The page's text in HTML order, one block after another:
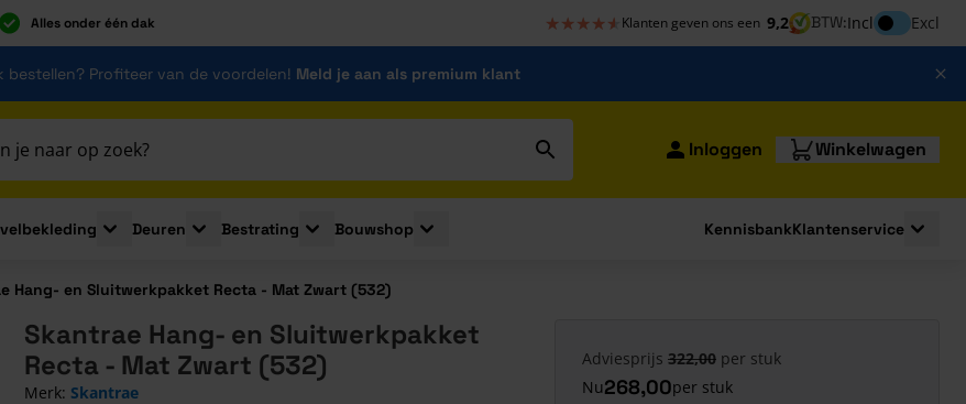
Alles onder één dak ★★★★★
★★★★★ Klanten geven ons een 9,2 BTW:InclInclusief btw
Excl
bestellen? Profiteer van de voordelen! Meld je aan als premium klant
Inloggen Winkelwagen
Plaatmaterialen
submenu for IsolatieToggle submenu for Gevelbekleding
Deuren
Toggle submenu for Deuren
Bestrating
Toggle submenu for Bestrating
Bouwshop
Toggle submenu for Bouwshop
KennisbankKlantenservice
Hang- en Sluitwerkpakket Recta - Mat Zwart (532)
Skantrae Hang- en Sluitwerkpakket
Recta - Mat Zwart (532)
Merk: Skantrae
Adviesprijs 322,00 per stuk
Nu268,00per stuk